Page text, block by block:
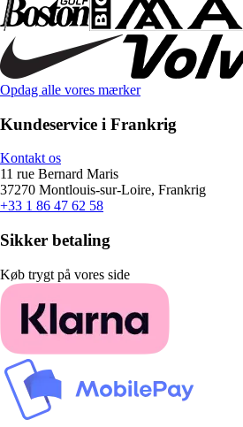
Opdag alle vores mærker
Kundeservice i Frankrig
Kontakt os
11 rue Bernard Maris
37270 Montlouis-sur-Loire, Frankrig
+33 1 86 47 62 58
Sikker betaling
Køb trygt på vores side